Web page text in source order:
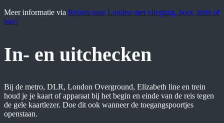
Meer informatie via Reizen naar Londen met vliegtuig, boot, trein of
bus?
In- en uitchecken
Bij de metro, DLR, London Overground, Elizabeth line en trein
houd je je kaart of apparaat bij het begin en einde van de reis tegen
de gele kaartlezer. Doe dit ook wanneer de toegangspoortjes
openstaan.